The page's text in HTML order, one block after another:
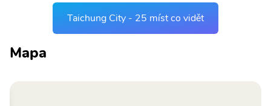
Taichung City - 25 míst co vidět
Mapa